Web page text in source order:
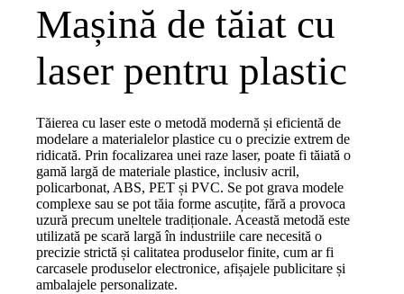
Mașină de tăiat cu
laser pentru plastic
Tăierea cu laser este o metodă modernă și eficientă de
modelare a materialelor plastice cu o precizie extrem de
ridicată. Prin focalizarea unei raze laser, poate fi tăiată o
gamă largă de materiale plastice, inclusiv acril,
policarbonat, ABS, PET și PVC. Se pot grava modele
complexe sau se pot tăia forme ascuțite, fără a provoca
uzură precum uneltele tradiționale. Această metodă este
utilizată pe scară largă în industriile care necesită o
precizie strictă și calitatea produselor finite, cum ar fi
carcasele produselor electronice, afișajele publicitare și
ambalajele personalizate.